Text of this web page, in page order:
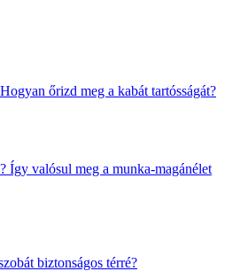
őrizd meg a kabát tartósságát?
Így valósul meg a munka-magánélet
biztonságos térré?